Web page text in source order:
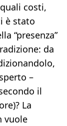
costi,
è stato
“presenza”
da
–
il
La
vuole